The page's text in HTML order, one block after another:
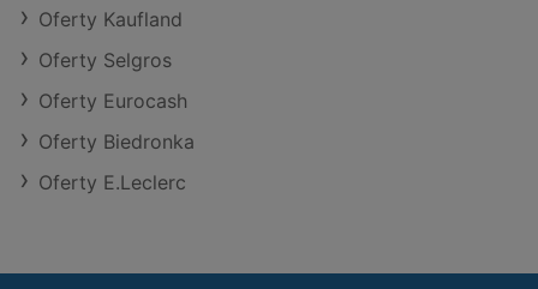
Oferty Kaufland
Oferty Selgros
Oferty Eurocash
Oferty Biedronka
Oferty E.Leclerc